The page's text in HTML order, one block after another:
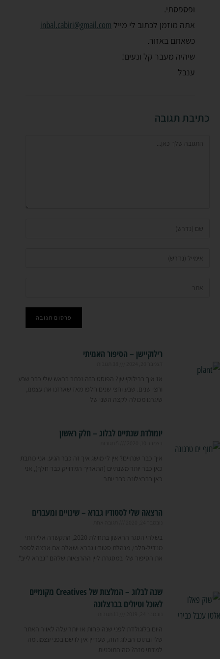
ופספסתי.
אתה מוזמן לכתוב לי מייל inbal.cabiri@gmail.com
כשאתם באזור.
שיהיה מעבר קל ונעים!
ענבל
כתיבת תגובה
רילוקיישן – הסיפור האמיתי
אז איך ברילוקיישן? הפוסט הזה נכתב בראש שלי כבר שבע
וחצי שנים. שבע וחצי שנים חלפו מאז שארזנו את עצמנו,
שיגרנו מכולה לקצה השני של
יומולדת שנתיים לבלוג – חלק ראשון
איך כבר שנתיים? אין לי מושג איך זה כבר הגיע. אני כותבת
כאן כבר יותר משנתיים (התאריך המדוייק כבר חלף), אני
כאן בברצלונה כבר יותר
הרצאה שלי לסטודיו גברא – שינויים ומעברים
בשלהי הסגר הראשון בתחילת 2020, התקשרה אלי רותי
מנדיל-חלבי, מנהלת סטודיו גברא ושאלה אם ארצה לספר
את הסיפור שלי במסגרת ליין ההרצאות שלהם "גברא לייב".
שנה לבלוג – המלצות של Creatives מקומיים
לאוכל וטיולים בברצלונה
היום בלוגולדת לפני שנה פחות או יותר עלה לאויר האתר
שלי ובתוכו הבלוג הזה, שעדיין אין לו שם בפני עצמו. מה
למדתי מזה? מה התוכניות